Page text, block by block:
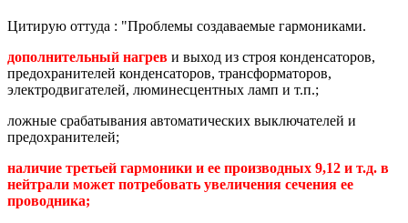
Цитирую оттуда : "Проблемы создаваемые гармониками.
дополнительный нагрев и выход из строя конденсаторов,
предохранителей конденсаторов, трансформаторов,
электродвигателей, люминесцентных ламп и т.п.;
ложные срабатывания автоматических выключателей и
предохранителей;
наличие третьей гармоники и ее производных 9,12 и т.д. в
нейтрали может потребовать увеличения сечения ее
проводника;